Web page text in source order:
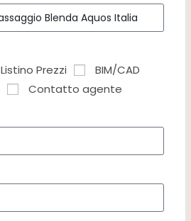
Listino Prezzi
BIM/CAD
Contatto agente